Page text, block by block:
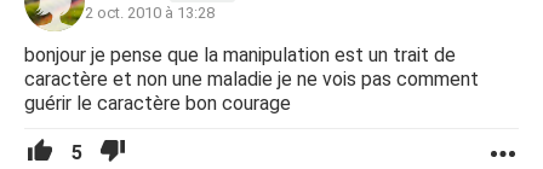
2 oct. 2010 à 13:28
bonjour je pense que la manipulation est un trait de
caractère et non une maladie je ne vois pas comment
guérir le caractère bon courage
5